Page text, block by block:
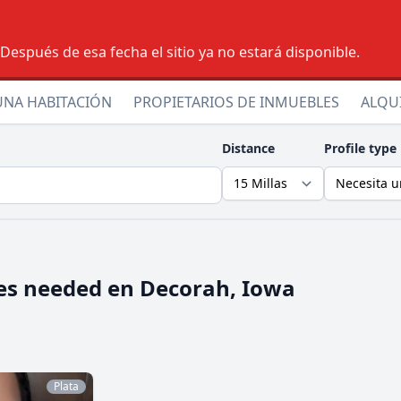
de esa fecha el sitio ya no estará disponible.
HABITACIÓN PROPIETARIOS DE INMUEBLES
Distance Profile type
needed en Decorah, Iowa
Plata